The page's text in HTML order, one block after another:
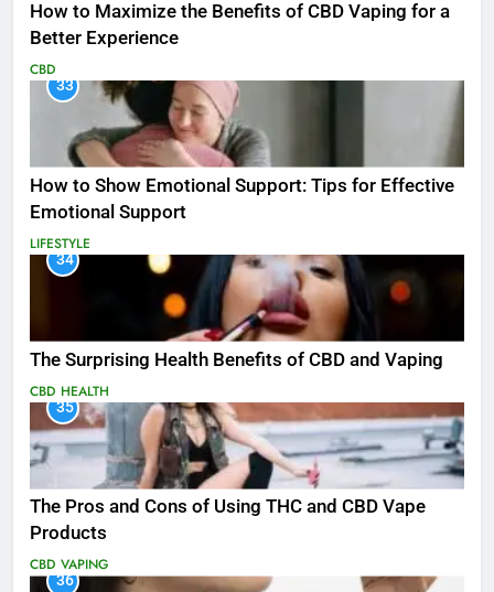
How to Maximize the Benefits of CBD Vaping for a
Better Experience
CBD
33
How to Show Emotional Support: Tips for Effective
Emotional Support
LIFESTYLE
34
The Surprising Health Benefits of CBD and Vaping
CBD HEALTH
35
The Pros and Cons of Using THC and CBD Vape
Products
CBD VAPING
36